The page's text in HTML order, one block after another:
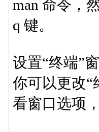
man 命令，
q 键。
设置“终端”
你可以更改“
看窗口选项